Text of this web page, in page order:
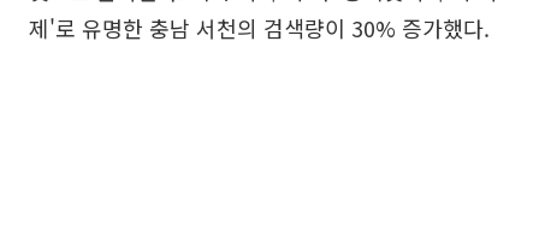
제'로 유명한 충남 서천의 검색량이 30% 증가했다.